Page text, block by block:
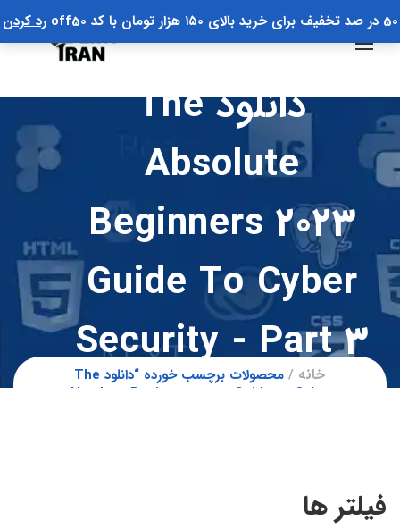
50 در صد تخفیف برای خرید بالای ۱۵۰ هزار تومان با کد off50 رد کردن
دانلود The
Absolute
Beginners 2023
Guide To Cyber
Security - Part 3
خانه
محصولات برچسب خورده “دانلود The
Absolute Beginners 2023 Guide to Cyber
فیلتر ها